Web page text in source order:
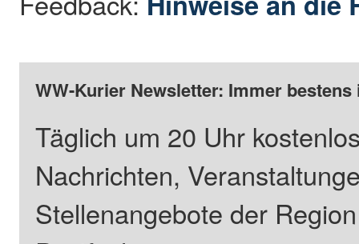
WW-Kurier Newsletter: Immer
Täglich um 20 Uhr
Nachrichten,
Stellenangebote der